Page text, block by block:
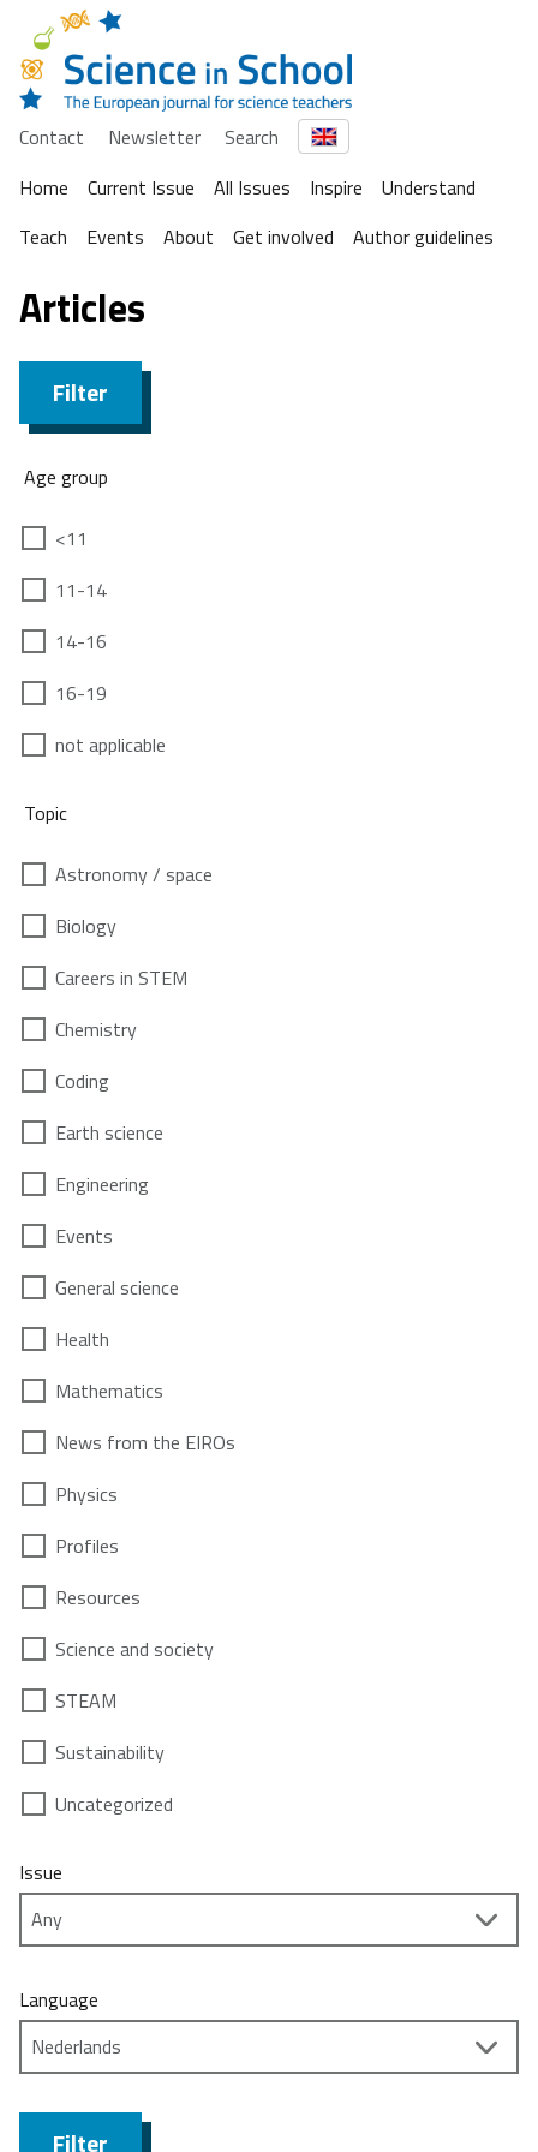
Contact Newsletter
Search
Home
Current Issue All Issues Inspire
Understand
Teach
Events About Get involved Author guidelines
Articles
Filter
Age group
<11
11-14
14-16
16-19
not applicable
Topic
Astronomy / space
Biology
Careers in STEM
Chemistry
Coding
Earth science
Engineering
Events
General science
Health
Mathematics
News from the EIROs
Physics
Profiles
Resources
Science and society
STEAM
Sustainability
Uncategorized
Issue
Language
Filter